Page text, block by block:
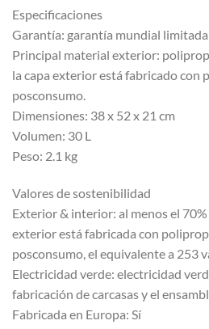
Especificaciones
Garantía: garantía mundial
Principal material exterior:
la capa exterior está fabricado con
posconsumo.
Dimensiones: 38 x 52 x 21 cm
Volumen: 30 L
Peso: 2.1 kg
Valores de sostenibilidad
Exterior & interior: al menos el 70%
exterior está fabricada con
posconsumo, el equivalente a 253
Electricidad verde: electricidad
fabricación de carcasas y el
Fabricada en Europa: Sí